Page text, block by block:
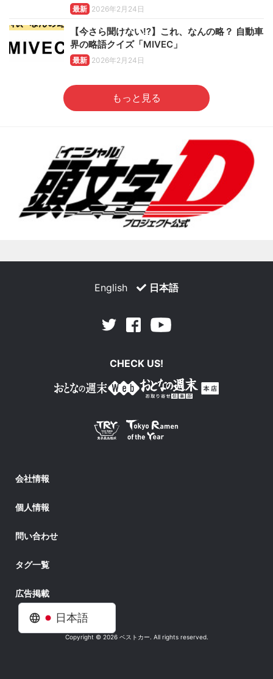
日本語
最新 2026年2月24日
【今さら聞けない!?】これ、なんの略？ 自動車
界の略語クイズ「MIVEC」
最新 2026年2月24日
もっと見る
English 日本語
Twitter Facebook
CHECK US!
会社情報
個人情報
問い合わせ
タグ一覧
広告掲載
Copyright © 2026 ベストカー. All rights reserved.